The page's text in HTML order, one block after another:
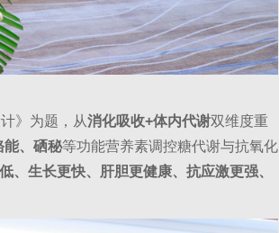
》为题，从消化吸收+体内代谢双维度重
能、硒秘等功能营养素调控糖代谢与抗氧化
、生长更快、肝胆更健康、抗应激更强、